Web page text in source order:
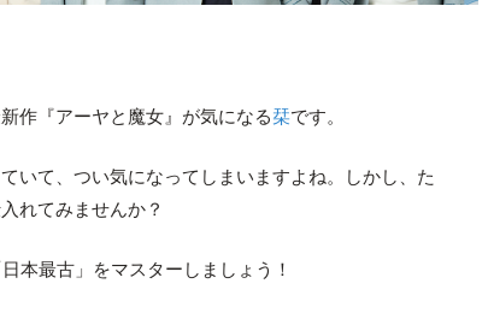
作『アーヤと魔女』が気になる栞です。
いて、つい気になってしまいますよね。しかし、た
れてみませんか？
本最古」をマスターしましょう！